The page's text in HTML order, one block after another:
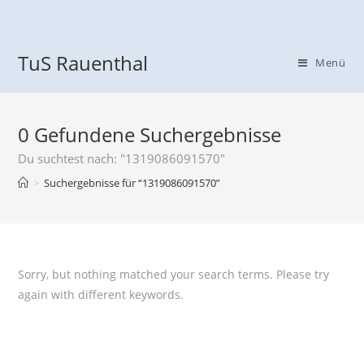
TuS Rauenthal Menü
0 Gefundene Suchergebnisse
Du suchtest nach: "1319086091570"
> Suchergebnisse für“1319086091570”
Sorry, but nothing matched your search terms. Please try
again with different keywords.